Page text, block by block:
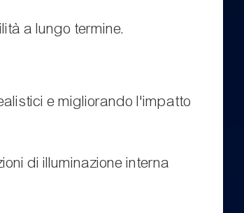
a lungo termine.
e migliorando l'impatto
di illuminazione interna